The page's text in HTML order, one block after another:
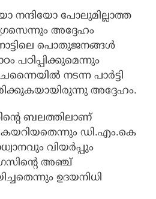
നന്ദിയോ പോലുമില്ലാത്ത
അദ്ദേഹം
പൊതുജനങ്ങള്‍
പഠിപ്പിക്കുമെന്നും
നടന്ന പാര്‍ട്ടി
അദ്ദേഹം.
ബലത്തിലാണ്
ഡി.എം.കെ
വിയര്‍പ്പും
അഞ്ച്
ഉദയനിധി